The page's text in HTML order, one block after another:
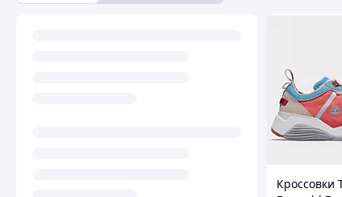
Кроссовки